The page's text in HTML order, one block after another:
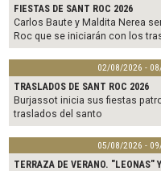
o
k
r
FIESTAS DE SANT ROC 2026
Carlos Baute y Maldita Nerea
Roc que se iniciarán con los
02/08/2026 -
TRASLADOS DE SANT ROC 2026
Burjassot inicia sus fiestas
traslados del santo
05/08/2026 -
TERRAZA DE VERANO. "LEONAS"